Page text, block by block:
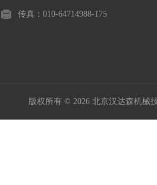
传真：010-64714988-175
版权所有 © 2026 北京汉达森机